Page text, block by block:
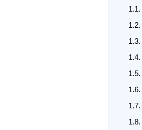
1.1.
1.2.
1.3.
1.4.
1.5.
1.6.
1.7.
1.8.